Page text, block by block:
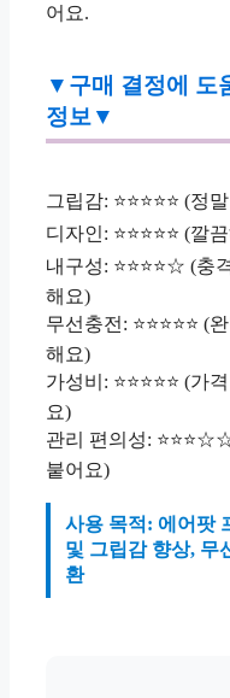
어요.
▼구매 결정에 도
정보▼
그립감: ⭐⭐⭐⭐⭐ (정
디자인: ⭐⭐⭐⭐⭐ (깔
내구성: ⭐⭐⭐⭐☆ (충
해요)
무선충전: ⭐⭐⭐⭐⭐ (
해요)
가성비: ⭐⭐⭐⭐⭐ (가
요)
관리 편의성:
붙어요)
사용 목적: 에어팟
및 그립감 향상, 무
환